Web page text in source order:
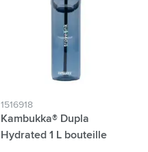
1516918
Kambukka® Dupla
Hydrated 1 L bouteille